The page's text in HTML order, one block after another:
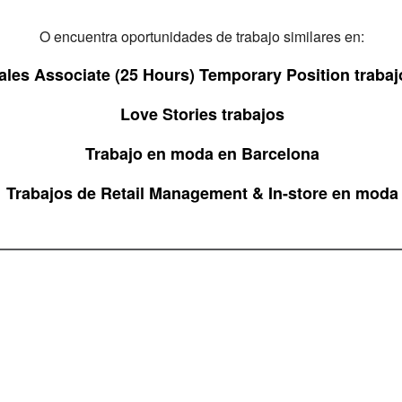
O encuentra oportunidades de trabajo similares en:
Associate (25 Hours) Temporary Position
Love Stories trabajos
Trabajo en moda en Barcelona
Trabajos de Retail Management & In-store en moda